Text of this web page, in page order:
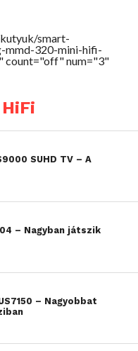
egy kicsi mélyládát
megfontoltam
értelmetlenül nagy
egy mély,
a hangfalaknak
valamivel. Így
mi is a teszt
Hógolyótól, a
aki előszeretettel
smart-
mmd-320-mini-hifi-
count="off" num="3"
SUHD TV – A
– Nagyban játszik
– Nagyobbat